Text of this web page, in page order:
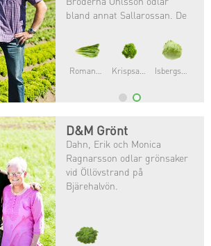
bland annat Sallarossan. De
sig på en provodling av
Sallarossan och nu odlas den
i större skala.
Romansallat Krispsallat Isbergsallat
D&M Grönt
Dahn, Erik och Monica
Ragnarsson odlar grönsaker
vid Öllövstrand på
Bjärehalvön.